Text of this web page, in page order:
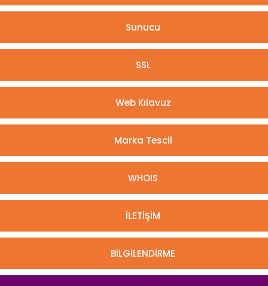
Sunucu
SSL
Web Kılavuz
Marka Tescil
WHOIS
İLETİŞİM
BİLGİLENDİRME